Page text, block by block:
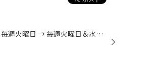
2025年４月１日より タイヤ館相模原大野台店 定休日を 毎週火曜日 → 毎週火曜日＆水曜日 へ 人員減のため変更させて頂きます 当店ご利用のお客様には、ご迷惑をお掛けいたしますが ご理解のほど、よろしくお願いいたします タイヤ館相模原大野台 店長 日村